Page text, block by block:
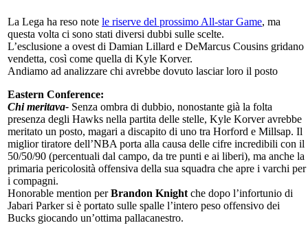
La Lega ha reso note le riserve del prossimo All-star Game, ma
questa volta ci sono stati diversi dubbi sulle scelte.
L’esclusione a ovest di Damian Lillard e DeMarcus Cousins gridano
vendetta, così come quella di Kyle Korver.
Andiamo ad analizzare chi avrebbe dovuto lasciar loro il posto
Eastern Conference:
Chi meritava- Senza ombra di dubbio, nonostante già la folta
presenza degli Hawks nella partita delle stelle, Kyle Korver avrebbe
meritato un posto, magari a discapito di uno tra Horford e Millsap. Il
miglior tiratore dell’NBA porta alla causa delle cifre incredibili con il
50/50/90 (percentuali dal campo, da tre punti e ai liberi), ma anche la
primaria pericolosità offensiva della sua squadra che apre i varchi per
i compagni.
Honorable mention perBrandon Knight che dopo l’infortunio di
Jabari Parker si è portato sulle spalle l’intero peso offensivo dei
Bucks giocando un’ottima pallacanestro.